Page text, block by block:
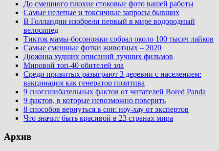
До смешного плохие стоковые фото вашей работы
Самые нелепые и токсичные запросы бывших
В Голландии изобрели первый в мире водородный
велосипед
Тикток мамы-босоножки собрал около 100 тысяч лайков
Самые смешные фотки животных – 2020
Дюжина худших описаний лучших фильмов
Мировой топ-40 обителей зла
Среди привитых разыграют 3 деревни с населением:
вакцинация как генератор позитива
9 сногсшибательных фактов от читателей Bored Panda
9 фактов, в которые невозможно поверить
8 способов вернуться в сон: ноу-хау от экспертов
Что значит быть красивой в 23 странах мира
Архив